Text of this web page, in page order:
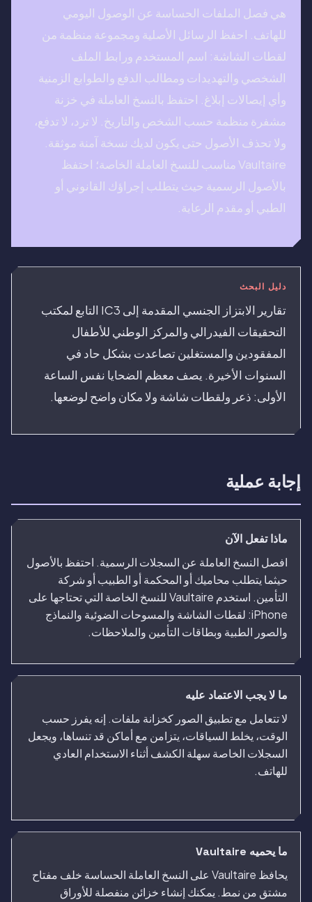
هي فصل الملفات الحساسة عن الوصول اليومي
للهاتف. احفظ الرسائل الأصلية ومجموعة منظمة من
لقطات الشاشة: اسم المستخدم ورابط الملف
الشخصي والتهديدات ومطالب الدفع والطوابع الزمنية
وأي إيصالات إبلاغ. احتفظ بالنسخ العاملة في خزنة
مشفرة منظمة حسب الشخص والتاريخ. لا ترد، لا تدفع،
ولا تحذف الأصول حتى يكون لديك نسخة آمنة موثقة.
Vaultaire مناسب للنسخ العاملة الخاصة؛ احتفظ
بالأصول الرسمية حيث يتطلب إجراؤك القانوني أو
الطبي أو مقدم الرعاية.
دليل البحث
تقارير الابتزاز الجنسي المقدمة إلى IC3 التابع لمكتب
التحقيقات الفيدرالي والمركز الوطني للأطفال
المفقودين والمستغلين تصاعدت بشكل حاد في
السنوات الأخيرة. يصف معظم الضحايا نفس الساعة
الأولى: ذعر ولقطات شاشة ولا مكان واضح لوضعها.
إجابة عملية
ماذا تفعل الآن
افصل النسخ العاملة عن السجلات الرسمية. احتفظ بالأصول
حيثما يتطلب محاميك أو المحكمة أو الطبيب أو شركة
التأمين. استخدم Vaultaire للنسخ الخاصة التي تحتاجها على
iPhone: لقطات الشاشة والمسوحات الضوئية والنماذج
والصور الطبية وبطاقات التأمين والملاحظات.
ما لا يجب الاعتماد عليه
لا تتعامل مع تطبيق الصور كخزانة ملفات. إنه يفرز حسب
الوقت، يخلط السياقات، يتزامن مع أماكن قد تنساها، ويجعل
السجلات الخاصة سهلة الكشف أثناء الاستخدام العادي
للهاتف.
ما يحميه Vaultaire
يحافظ Vaultaire على النسخ العاملة الحساسة خلف مفتاح
مشتق من نمط. يمكنك إنشاء خزائن منفصلة للأوراق